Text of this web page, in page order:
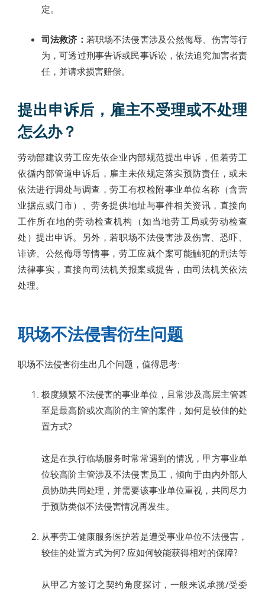
定。
司法救济： 若职场不法侵害涉及公然侮辱、伤害等行
为，可透过刑事告诉或民事诉讼，依法追究加害者责
任，并请求损害赔偿。
提出申诉后，雇主不受理或不处理
怎么办？
劳动部建议劳工应先依企业内部规范提出申诉，但若劳工
依循内部管道申诉后，雇主未依规定落实预防责任，或未
依法进行调处与调查，劳工有权检附事业单位名称（含营
业据点或门市）、劳务提供地址与事件相关资讯，直接向
工作所在地的劳动检查机构（如当地劳工局或劳动检查
处）提出申诉。另外，若职场不法侵害涉及伤害、恐吓、
诽谤、公然侮辱等情事，劳工应就个案可能触犯的刑法等
法律事实，直接向司法机关报案或提告，由司法机关依法
处理。
职场不法侵害衍生问题
职场不法侵害衍生出几个问题，值得思考:
极度频繁不法侵害的事业单位，且常涉及高层主管甚
至是最高阶或次高阶的主管的案件，如何是较佳的处
置方式?
这是在执行临场服务时常常遇到的情况，甲方事业单
位较高阶主管涉及不法侵害员工，倾向于由内外部人
员协助共同处理，并需要该事业单位重视，共同尽力
于预防类似不法侵害情况再发生。
从事劳工健康服务医护若是遭受事业单位不法侵害，
较佳的处置方式为何? 应如何较能获得相对的保障?
从甲乙方签订之契约角度探讨，一般来说承揽/受委